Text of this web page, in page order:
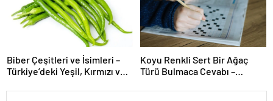
Biber Çeşitleri ve İsimleri –
Türkiye’deki Yeşil, Kırmızı ve
Koyu Renkli Sert Bir Ağaç
Türü Bulmaca Cevabı –
Bir Ağaç Türü